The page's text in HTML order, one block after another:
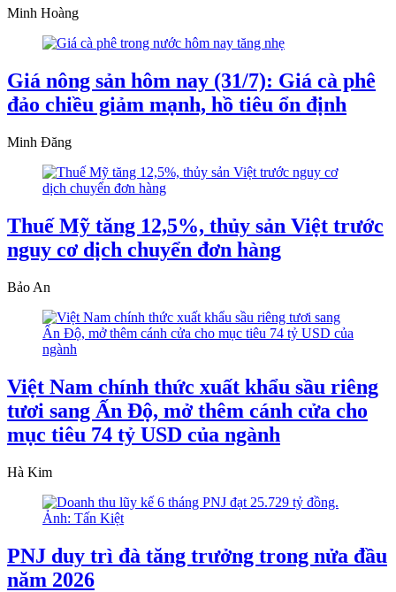
Minh Hoàng
Giá nông sản hôm nay (31/7): Giá cà phê
đảo chiều giảm mạnh, hồ tiêu ổn định
Minh Đăng
Thuế Mỹ tăng 12,5%, thủy sản Việt trước
nguy cơ dịch chuyển đơn hàng
Bảo An
Việt Nam chính thức xuất khẩu sầu riêng
tươi sang Ấn Độ, mở thêm cánh cửa cho
mục tiêu 74 tỷ USD của ngành
Hà Kim
PNJ duy trì đà tăng trưởng trong nửa đầu
năm 2026